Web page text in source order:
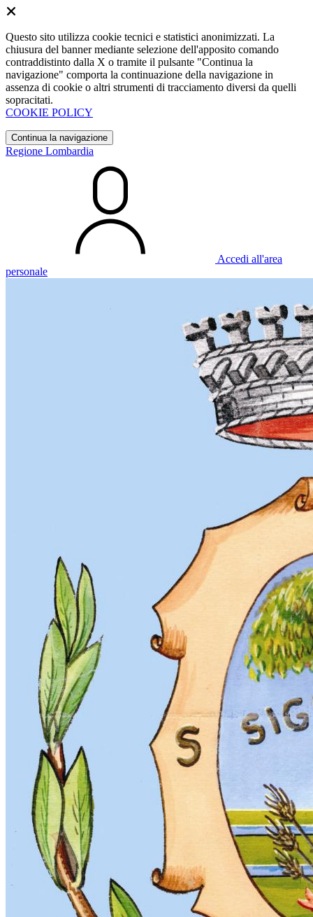
Questo sito utilizza cookie tecnici e statistici anonimizzati. La
chiusura del banner mediante selezione dell'apposito comando
contraddistinto dalla X o tramite il pulsante "Continua la
navigazione" comporta la continuazione della navigazione in
assenza di cookie o altri strumenti di tracciamento diversi da quelli
sopracitati.
COOKIE POLICY
Continua la navigazione
Regione Lombardia
Accedi all'area
personale